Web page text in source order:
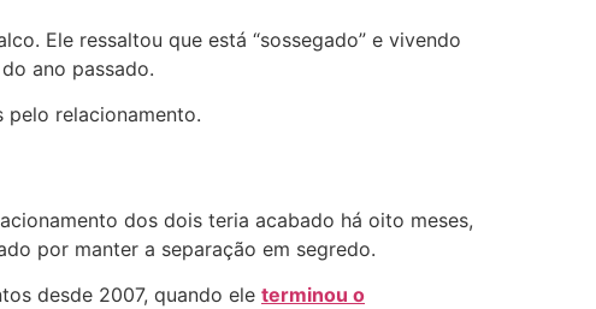
Ele ressaltou que está “sossegado” e vivendo
ano passado.
pelo relacionamento.
dos dois teria acabado há oito meses,
por manter a separação em segredo.
desde 2007, quando ele terminou o